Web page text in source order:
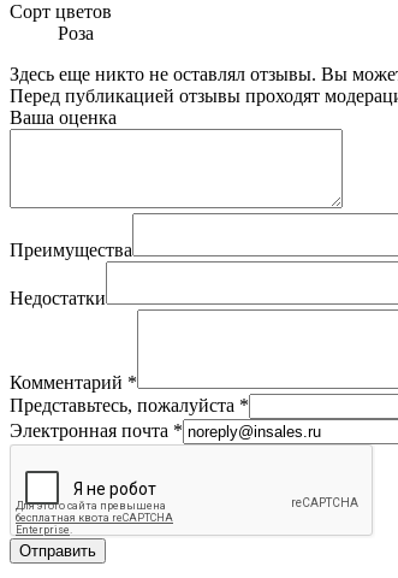
Сорт цветов
Роза
Здесь еще никто не оставлял отзывы. Вы
Перед публикацией отзывы проходят
Ваша оценка
Преимущества
Недостатки
Комментарий *
Представьтесь, пожалуйста *
Электронная почта *
Отправить